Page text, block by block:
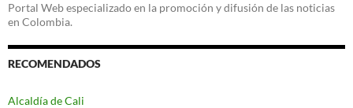
Portal Web especializado en la promoción y difusión de las noticias
en Colombia.
RECOMENDADOS
Alcaldía de Cali